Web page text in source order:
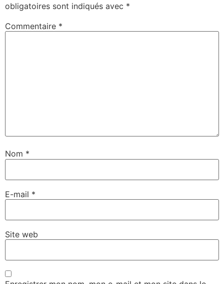
obligatoires sont indiqués avec *
Commentaire *
Nom *
E-mail *
Site web